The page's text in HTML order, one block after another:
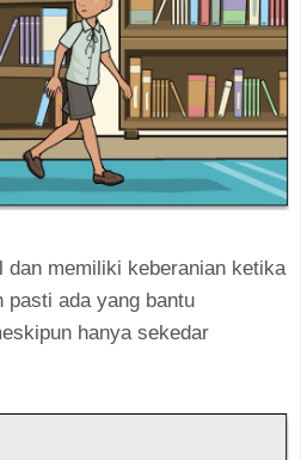
dan memiliki keberanian ketika
pasti ada yang bantu
hanya sekedar